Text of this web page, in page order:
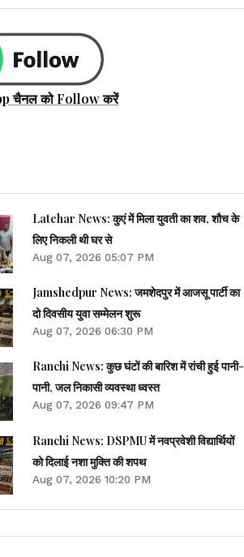
चैनल को Follow करें
Latehar News: कुएं में मिला युवती का शव, शौच के
लिए निकली थी घर से
Aug 07, 2026 05:07 PM
Jamshedpur News: जमशेदपुर में आजसू पार्टी का
दो दिवसीय युवा सम्मेलन शुरू
Aug 07, 2026 06:30 PM
Ranchi News: कुछ घंटों की बारिश में रांची हुई पानी-
पानी, जल निकासी व्यवस्था ध्वस्त
Aug 07, 2026 09:47 PM
Ranchi News: DSPMU में नवप्रवेशी विद्यार्थियों
को दिलाई नशा मुक्ति की शपथ
Aug 07, 2026 10:20 PM